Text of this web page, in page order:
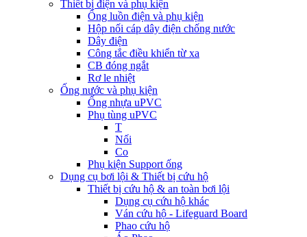
Thiết bị điện và phụ kiện
Ống luồn điện và phụ kiện
Hộp nối cáp dây điện chống nước
Dây điện
Công tắc điều khiển từ xa
CB đóng ngắt
Rơ le nhiệt
Ống nước và phụ kiện
Ống nhựa uPVC
Phụ tùng uPVC
T
Nối
Co
Phụ kiện Support ống
Dụng cụ bơi lội & Thiết bị cứu hộ
Thiết bị cứu hộ & an toàn bơi lội
Dụng cụ cứu hộ khác
Ván cứu hộ - Lifeguard Board
Phao cứu hộ